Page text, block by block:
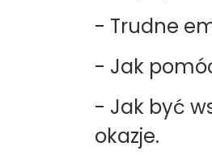
- Trudne
- Jak
- Jak być
okazje.